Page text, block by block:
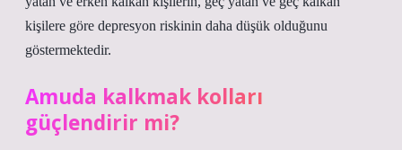
kişilere göre depresyon riskinin daha düşük olduğunu
göstermektedir.
Amuda kalkmak kolları
güçlendirir mi?